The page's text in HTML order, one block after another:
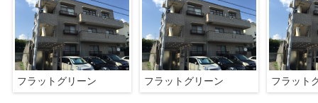
フラットグリーン フラットグリーン フラット